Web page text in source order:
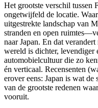
Het grootste verschil tussen
ongetwijfeld de locatie.
uitgestrekte landschap van
stranden en open
naar Japan. En dat
wereld is dichter, levendiger
automobielcultuur die zo
én verticaal. Recensenten
erover eens: Japan is wat de
van de grootste redenen
vooruit.